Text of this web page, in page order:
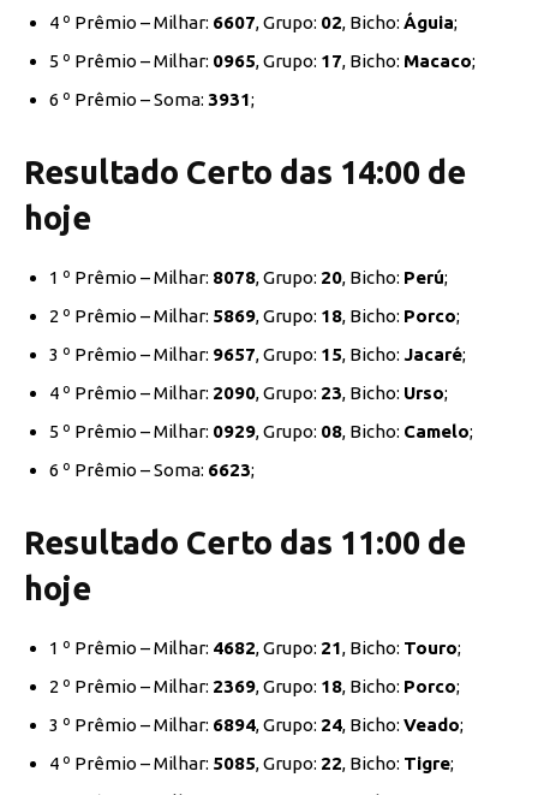
4 º Prêmio – Milhar: 6607, Grupo: 02, Bicho: Águia;
5 º Prêmio – Milhar: 0965, Grupo: 17, Bicho: Macaco;
6 º Prêmio – Soma: 3931;
Resultado Certo das 14:00 de
hoje
1 º Prêmio – Milhar: 8078, Grupo: 20, Bicho: Perú;
2 º Prêmio – Milhar: 5869, Grupo: 18, Bicho: Porco;
3 º Prêmio – Milhar: 9657, Grupo: 15, Bicho: Jacaré;
4 º Prêmio – Milhar: 2090, Grupo: 23, Bicho: Urso;
5 º Prêmio – Milhar: 0929, Grupo: 08, Bicho: Camelo;
6 º Prêmio – Soma: 6623;
Resultado Certo das 11:00 de
hoje
1 º Prêmio – Milhar: 4682, Grupo: 21, Bicho: Touro;
2 º Prêmio – Milhar: 2369, Grupo: 18, Bicho: Porco;
3 º Prêmio – Milhar: 6894, Grupo: 24, Bicho: Veado;
4 º Prêmio – Milhar: 5085, Grupo: 22, Bicho: Tigre;